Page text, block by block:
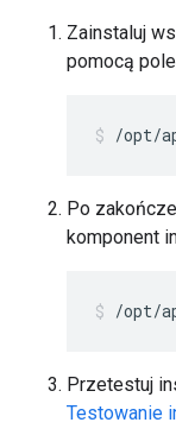
Zainstaluj
pomocą
/opt/
Po
komponent
/opt/
Przetestuj
Testowanie